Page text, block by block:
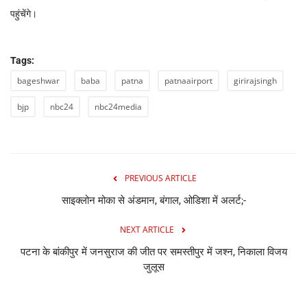
पहुंचेंगे।
Tags:
bageshwar baba patna patnaairport girirajsingh
bjp nbc24 nbc24media
PREVIOUS ARTICLE
साइक्लोन मोका से अंडमान, बंगाल, ओडिशा में अलर्ट;-
NEXT ARTICLE
पटना के बांकीपुर में जनसुराज की जीत पर समस्तीपुर में जश्न, निकाला विजय
जुलूस